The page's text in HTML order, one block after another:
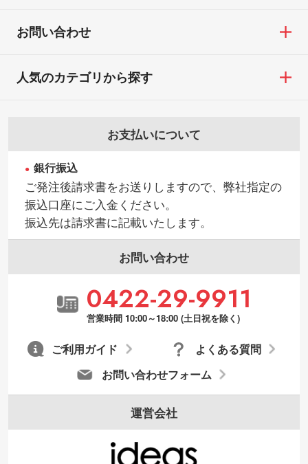
お問い合わせ
お支払いについて
銀行振込
ご発注後請求書をお送りしますので、弊社指定の
振込口座にご入金ください。
振込先は請求書に記載いたします。
お問い合わせ
0422-29-9911
営業時間 10:00～18:00 (土日祝を除く)
お問い合わせフォーム
よくある質問
ご利用ガイド
運営会社
人気のカテゴリから探す